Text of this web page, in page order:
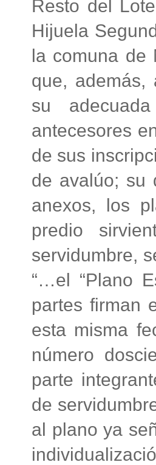
Resto del
Hijuela
la comuna de
que, además,
su
antecesores
de sus
de avalúo; su
anexos, los
predio
servidumbre,
“…el “Plano
partes firman
esta misma
número
parte
de
al plano ya